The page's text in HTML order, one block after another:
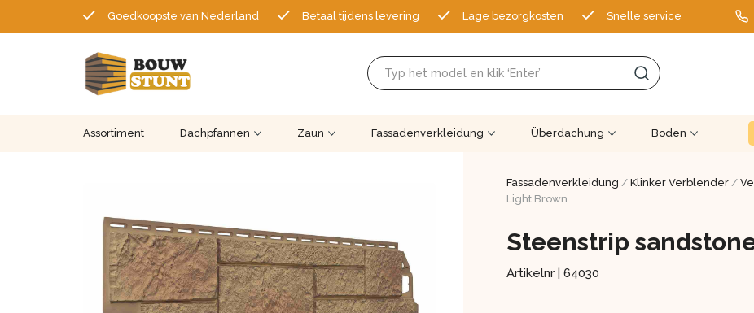
Goedkoopste van Nederland Betaal tijdens levering Lage bezorgkosten Snelle service
Assortiment Dachpfannen Zaun Fassadenverkleidung Überdachung Boden
Fassadenverkleidung /Klinker Verblender /
Light Brown
Steenstrip
Artikelnr |64030